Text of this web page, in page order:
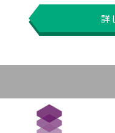
詳